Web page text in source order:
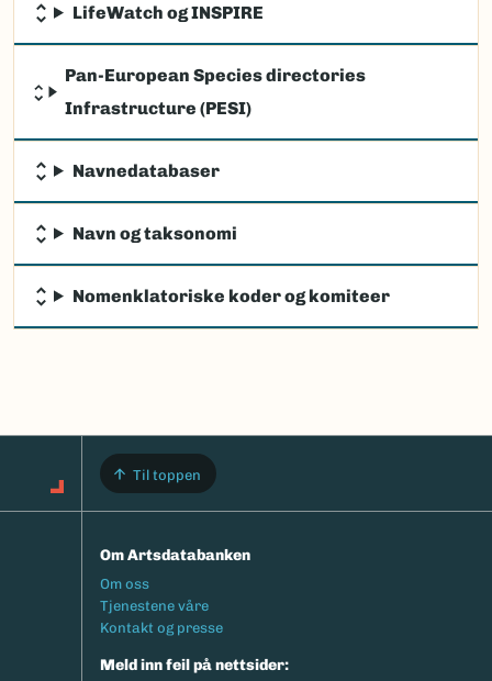
LifeWatch og INSPIRE
Pan-European Species directories
Infrastructure (PESI)
Navnedatabaser
Navn og taksonomi
Nomenklatoriske koder og komiteer
Til toppen
Om Artsdatabanken
Footermeny
Om oss
Tjenestene våre
Kontakt og presse
Meld inn feil på nettsider: